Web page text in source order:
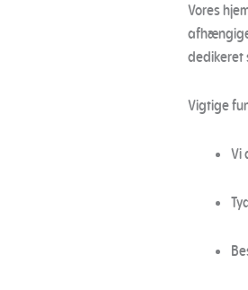
Vores
dedikeret
Vigtige
Vi